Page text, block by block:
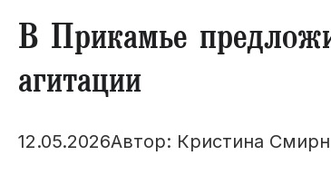
В Прикамье
агитации
12.05.2026Автор: Кристина